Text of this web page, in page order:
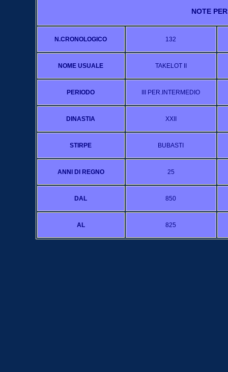
NOTE
N.CRONOLOGICO 132
NOME USUALE TAKELOT II
PERIODO III PER.INTERMEDIO
DINASTIA XXII
STIRPE BUBASTI
ANNI DI REGNO 25
DAL 850
AL 825